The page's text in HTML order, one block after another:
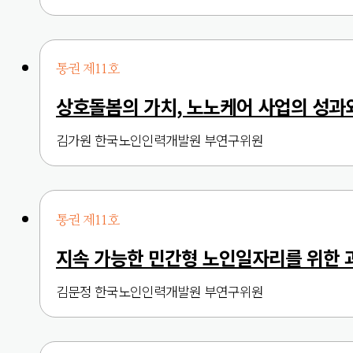
통권 제11호
상호돌봄의 가치, 노노케어 사업의 성과
김가원 한국노인인력개발원 부연구위원
통권 제11호
지속 가능한 민간형 노인일자리를 위한
김문정 한국노인인력개발원 부연구위원